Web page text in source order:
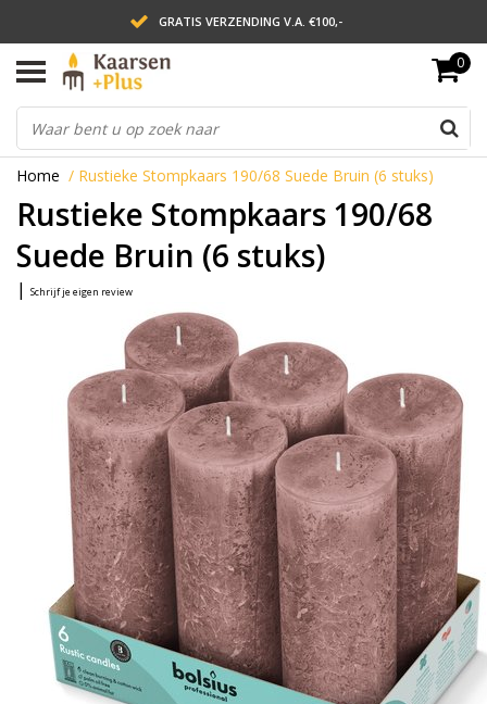
GRATIS VERZENDING V.A. €100,-
LEVERING BINNEN 2 WERKDAGEN
ACHTERAF BETALEN VIA AFTERPAY
0
Home / Rustieke Stompkaars 190/68 Suede Bruin (6 stuks)
Rustieke Stompkaars 190/68
Suede Bruin (6 stuks)
| Schrijf je eigen review